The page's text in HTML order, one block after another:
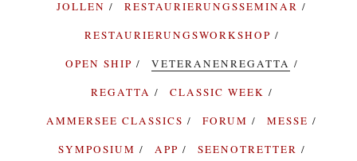
JOLLEN
RESTAURIERUNGSSEMINAR
RESTAURIERUNGSWORKSHOP
OPEN SHIP
VETERANENREGATTA
REGATTA
CLASSIC WEEK
AMMERSEE CLASSICS
FORUM
MESSE
SYMPOSIUM
APP
SEENOTRETTER